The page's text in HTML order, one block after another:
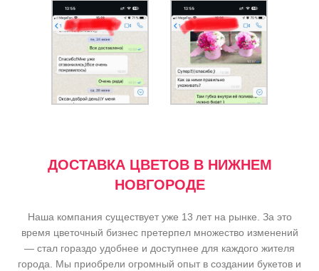
ДОСТАВКА ЦВЕТОВ В НИЖНЕМ
НОВГОРОДЕ
Наша компания существует уже 13 лет на рынке. За это
время цветочный бизнес претерпел множество изменений
— стал гораздо удобнее и доступнее для каждого жителя
города. Мы приобрели огромный опыт в создании букетов и